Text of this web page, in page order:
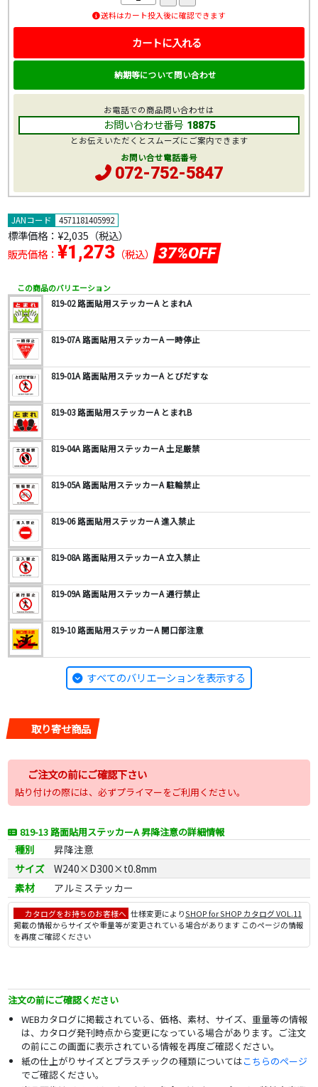
JANコード 4571181405992
標準価格： ¥2,035 （税込）
販売価格： ¥1,273（税込） 37%OFF
この商品のバリエーション
819-02 路面貼用ステッカーA とまれA
819-07A 路面貼用ステッカーA 一時停止
819-01A 路面貼用ステッカーA とびだすな
819-03 路面貼用ステッカーA とまれB
819-04A 路面貼用ステッカーA 土足厳禁
819-05A 路面貼用ステッカーA 駐輪禁止
819-06 路面貼用ステッカーA 進入禁止
819-08A 路面貼用ステッカーA 立入禁止
819-09A 路面貼用ステッカーA 通行禁止
819-10 路面貼用ステッカーA 開口部注意
すべてのバリエーションを表示する
取り寄せ商品
ご注文の前にご確認下さい
貼り付けの際には、必ずプライマーをご利用ください。
819-13 路面貼用ステッカーA 昇降注意の詳細情報
種別
昇降注意
サイズ
W240×D300×t0.8mm
素材
アルミステッカー
カタログをお持ちのお客様へ 仕様変更によりSHOP for SHOP カタログ VOL.11
掲載の情報からサイズや重量等が変更されている場合があります このページの情報
を再度ご確認ください
送料はカート投入後に確認できます
カートに入れる
納期等について問い合わせ
お電話での商品問い合わせは
お問い合わせ番号 18875
とお伝えいただくとスムーズにご案内できます
お問い合せ電話番号
072-752-5847
注文の前にご確認ください
WEBカタログに掲載されている、価格、素材、サイズ、重量等の情報
は、カタログ発刊時点から変更になっている場合があります。ご注文
の前にこの画面に表示されている情報を再度ご確認ください。
紙の仕上がりサイズとプラスチックの種類についてはこちらのページ
でご確認ください。